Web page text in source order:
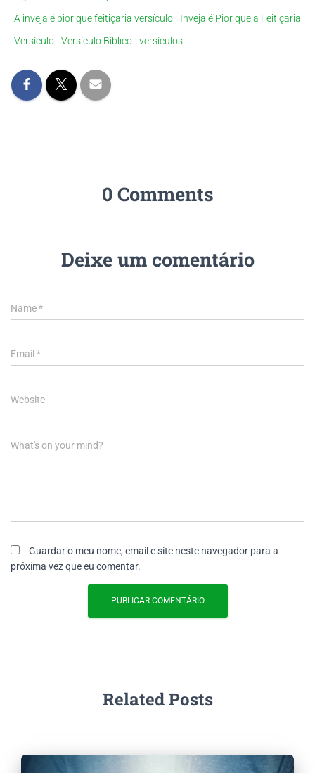
A inveja é pior que feitiçaria versículo
Inveja é Pior que a Feitiçaria
Versículo
Versículo Bíblico versículos
0 Comments
Deixe um comentário
Name*
Email *
Website
What's on your mind?
Guardar o meu nome, email e site neste navegador para a
próxima vez que eu comentar.
Related Posts